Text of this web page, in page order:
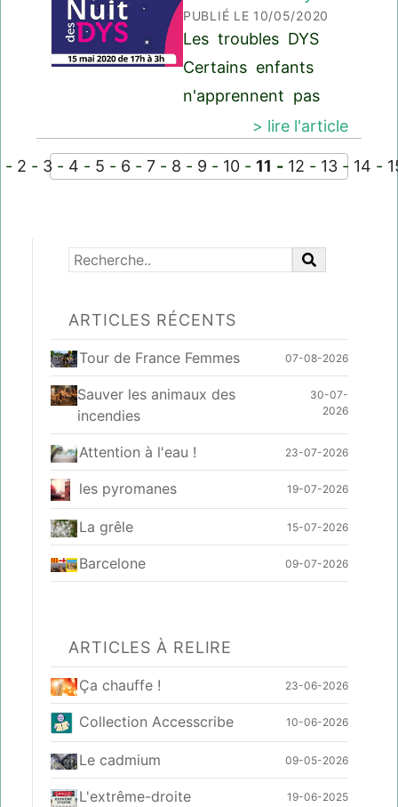
un mouvement
américain contre le
racisme anti-noir et
contre les meurtres
de personnes
noires par les p
PUBLIÉ LE 10/05/2020
Les troubles DYS
Certains enfants
n'apprennent pas
aussi bien et aussi
vite que les autres.
Pourtant ils sont
apprentissages se
font grâce&n
> lire l'article
- 2 - 3 - 4 - 5 - 6 - 7 - 8 - 9 - 10 - 11 - 12 - 13 - 14 -
ARTICLES RÉCENTS
Tour de France Femmes 07-08-2026
Sauver les animaux des
incendies
30-07-
2026
Attention à l'eau ! 23-07-2026
les pyromanes 19-07-2026
La grêle 15-07-2026
Barcelone 09-07-2026
ARTICLES À RELIRE
Ça chauffe ! 23-06-2026
Collection Accesscribe 10-06-2026
Le cadmium 09-05-2026
L'extrême-droite 19-06-2025